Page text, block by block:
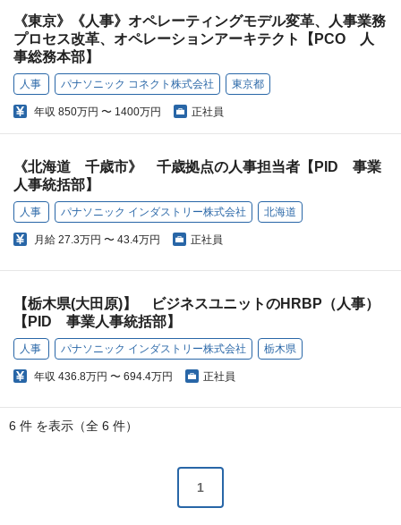
《東京》《人事》オペレーティングモデル変革、人事業務
プロセス改革、オペレーションアーキテクト【PCO 人
事総務本部】
人事 パナソニック コネクト株式会社 東京都
年収 850万円 〜 1400万円 正社員
《北海道 千歳市》 千歳拠点の人事担当者【PID 事業
人事統括部】
人事 パナソニック インダストリー株式会社 北海道
月給 27.3万円 〜 43.4万円 正社員
【栃木県(大田原)】 ビジネスユニットのHRBP（人事）
【PID 事業人事統括部】
人事 パナソニック インダストリー株式会社 栃木県
年収 436.8万円 〜 694.4万円 正社員
6 件 を表示（全 6 件）
1